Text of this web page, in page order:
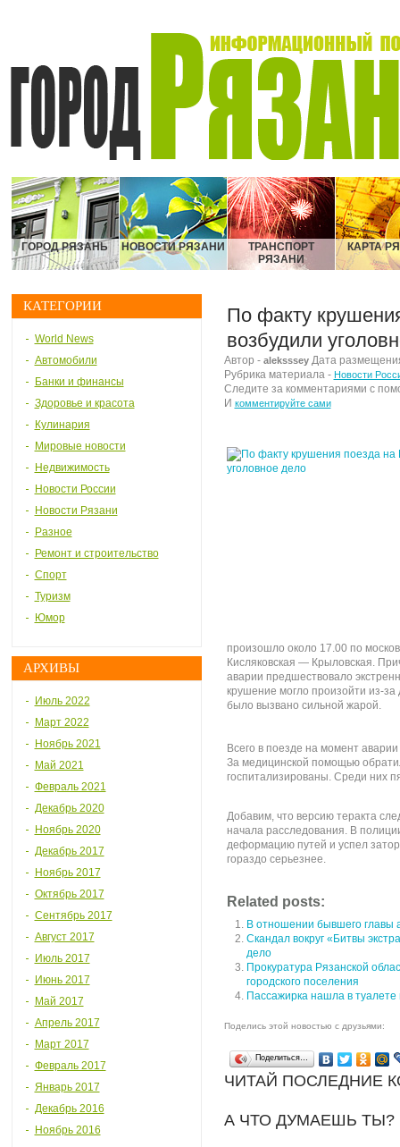
ГОРОД РЯЗАНЬ НОВОСТИ РЯЗАНИ
ТРАНСПОРТ
РЯЗАНИ
КАРТА
КАТЕГОРИИ
World News
Автомобили
Банки и финансы
Здоровье и красота
Кулинария
Мировые новости
Недвижимость
Новости России
Новости Рязани
Разное
Ремонт и строительство
Спорт
Туризм
Юмор
АРХИВЫ
Июль 2022
Март 2022
Ноябрь 2021
Май 2021
Февраль 2021
Декабрь 2020
Ноябрь 2020
Декабрь 2017
Ноябрь 2017
Октябрь 2017
Сентябрь 2017
Август 2017
Июль 2017
Июнь 2017
Май 2017
Апрель 2017
Март 2017
Февраль 2017
Январь 2017
Декабрь 2016
Ноябрь 2016
По факту
возбудили
Автор - alekssseyДата
Рубрика материала - Новости
Следите за комментариями с
И комментируйте сами
произошло около 17.00 по
Кисляковская — Крыловская.
аварии предшествовало
крушение могло произойти из-
было вызвано сильной жарой.
Всего в поезде на момент
За медицинской помощью
госпитализированы. Среди них
Добавим, что версию теракта
начала расследования. В
деформацию путей и успел
гораздо серьезнее.
Related posts:
В отношении бывшего главы
Скандал вокруг «Битвы
дело
Прокуратура Рязанской
городского поселения
Пассажирка нашла в
Поделись этой новостью с друзьями:
Поделиться…
ЧИТАЙ ПОСЛЕДНИЕ
А ЧТО ДУМАЕШЬ